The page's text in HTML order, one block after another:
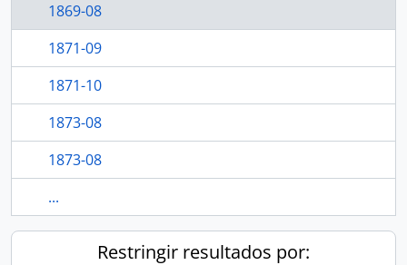
1869-08
1871-09
1871-10
1873-08
1873-08
...
Restringir resultados por: